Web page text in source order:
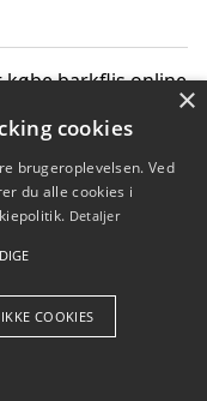
barkflis online
i Aarhus
Aps
×
cookies
brugeroplevelsen. Ved
du alle cookies i
Detaljer
COOKIES